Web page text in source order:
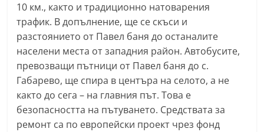
a
z
a
n
l
a
k
.
10 км., както и традиционно натоварения
трафик. В допълнение, ще се скъси и
разстоянието от Павел баня до останалите
населени места от западния район. Автобусите,
превозващи пътници от Павел баня до с.
Габарево, ще спира в центъра на селото, а не
както до сега – на главния път. Това е
безопасността на пътуването. Средствата за
ремонт са по европейски проект чрез фонд